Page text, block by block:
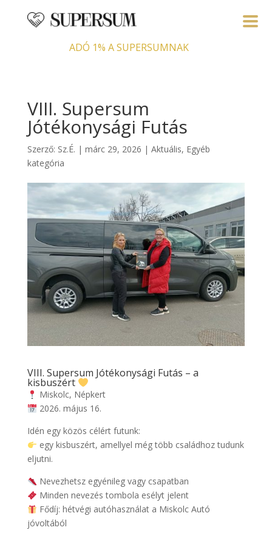
ADÓ 1% A SUPERSUMNAK
VIII. Supersum
Jótékonysági Futás
Szerző: Sz.É. | márc 29, 2026 | Aktuális, Egyéb
kategória
VIII. Supersum Jótékonysági Futás – a
kisbuszért
Miskolc, Népkert
2026. május 16.
Idén egy közös célért futunk:
egy kisbuszért, amellyel még több családhoz tudunk
eljutni.
Nevezhetsz egyénileg vagy csapatban
Minden nevezés tombola esélyt jelent
Fődíj: hétvégi autóhasználat a Miskolc Autó
jóvoltából